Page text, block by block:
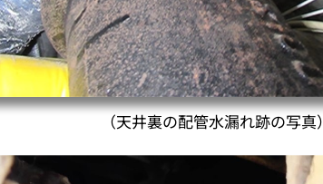
（天井裏の配管水漏れ跡の写真）